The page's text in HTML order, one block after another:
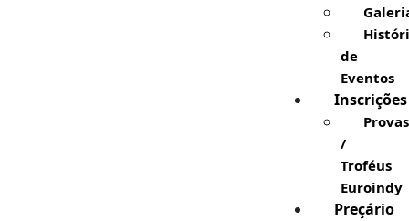
de
Eventos
Inscrições
Provas
/
Troféus
Euroindy
Preçário